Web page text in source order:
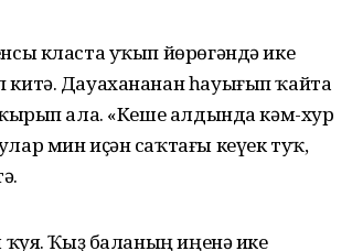
класта уҡып йөрөгәндә ике
Дауахананан һауығып ҡайта
ала. «Кеше алдында кәм-хур
мин иҫән саҡтағы кеүек туҡ,
Ҡыҙ баланың иңенә ике